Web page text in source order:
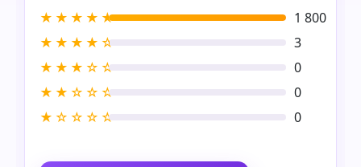
★★★★★
1 800
★★★★☆
3
★★★☆☆
0
★★☆☆☆
0
★☆☆☆☆
0